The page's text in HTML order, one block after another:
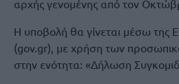
αρχής γενομένης από τον
Η υποβολή θα γίνεται μέσω της
(gov.gr), με χρήση των
στην ενότητα: «Δήλωση